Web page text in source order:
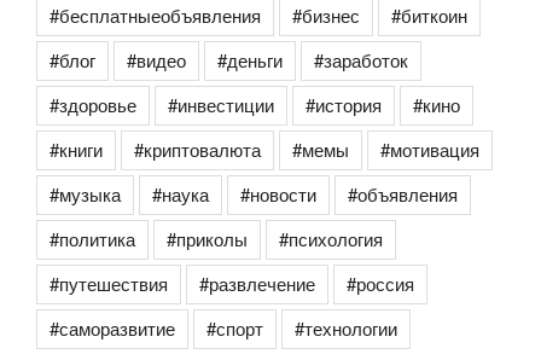
#бесплатныеобъявления
#бизнес
#биткоин
#блог
#видео #деньги
#заработок
#здоровье
#инвестиции #история
#кино
#книги
#криптовалюта #мемы
#мотивация
#музыка
#наука #новости
#объявления
#политика
#приколы
#психология
#путешествия
#развлечение
#россия
#саморазвитие
#спорт
#технологии